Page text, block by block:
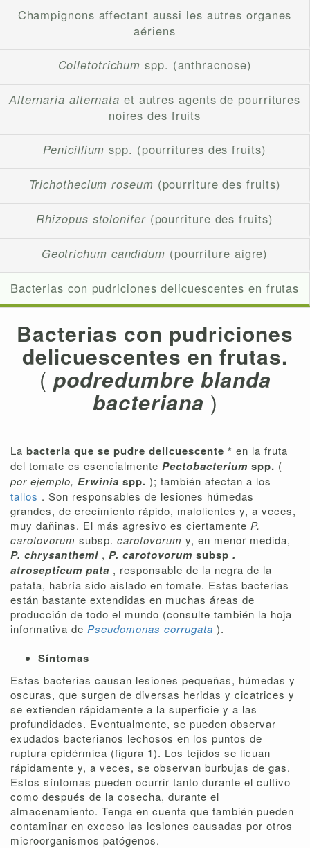
Champignons affectant aussi les autres organes
aériens
Colletotrichum spp. (anthracnose)
Alternaria alternata et autres agents de pourritures
noires des fruits
Penicillium spp. (pourritures des fruits)
Trichothecium roseum (pourriture des fruits)
Rhizopus stolonifer(pourriture des fruits)
Geotrichum candidum (pourriture aigre)
Bacterias con pudriciones delicuescentes en frutas
Bacterias con pudriciones
delicuescentes en frutas.
( podredumbre blanda
bacteriana )
La bacteria que se pudre delicuescente * en la fruta
del tomate es esencialmente Pectobacterium spp. (
por ejemplo, Erwinia spp. ); también afectan a los
tallos . Son responsables de lesiones húmedas
grandes, de crecimiento rápido, malolientes y, a veces,
muy dañinas. El más agresivo es ciertamente P.
carotovorum subsp. carotovorum y, en menor medida,
P. chrysanthemi , P. carotovorum subsp .
atrosepticum pata , responsable de la negra de la
patata, habría sido aislado en tomate. Estas bacterias
están bastante extendidas en muchas áreas de
producción de todo el mundo (consulte también la hoja
informativa de Pseudomonas corrugata ).
Síntomas
Estas bacterias causan lesiones pequeñas, húmedas y
oscuras, que surgen de diversas heridas y cicatrices y
se extienden rápidamente a la superficie y a las
profundidades. Eventualmente, se pueden observar
exudados bacterianos lechosos en los puntos de
ruptura epidérmica (figura 1). Los tejidos se licuan
rápidamente y, a veces, se observan burbujas de gas.
Estos síntomas pueden ocurrir tanto durante el cultivo
como después de la cosecha, durante el
almacenamiento. Tenga en cuenta que también pueden
contaminar en exceso las lesiones causadas por otros
microorganismos patógenos.